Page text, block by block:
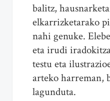
balitz,
elkarrizketarako
nahi genuke.
eta irudi
testu eta
arteko harreman,
lagunduta.